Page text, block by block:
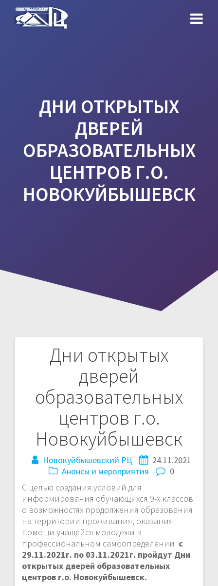
ДНИ ОТКРЫТЫХ
ДВЕРЕЙ
ОБРАЗОВАТЕЛЬНЫХ
ЦЕНТРОВ Г.О.
НОВОКУЙБЫШЕВСК
Дни открытых
дверей
образовательных
центров г.о.
Новокуйбышевск
Новокуйбышевский РЦ
24.11.2021
Анонсы и мероприятия
0
С целью создания условий для
информирования обучающихся 9-х классов
о возможностях продолжения образования
на территории проживания, оказания
помощи учащейся молодежи в
профессиональном самоопределении с
29.11.2021г. по 03.11.2021г. пройдут Дни
открытых дверей образовательных
центров г.о. Новокуйбышевск.
Навигация
записям